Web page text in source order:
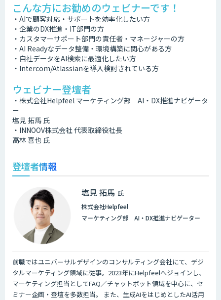
こんな方にお勧めのウェビナーです！
・AIで顧客対応・サポートを効率化したい方
・企業のDX推進・IT部門の方
・カスタマーサポート部門の責任者・マネージャーの方
・AI Readyなデータ整備・環境構築に関心がある方
・自社データをAI検索に最適化したい方
・Intercom/Atlassianを導入検討されている方
ウェビナー登壇者
・株式会社Helpfeel マーケティング部 AI・DX推進ナビゲータ
ー
塩見 拓馬 氏
・INNOOV株式会社 代表取締役社長
高林 喜也 氏
登壇者情報
塩見 拓馬 氏
株式会社Helpfeel
マーケティング部 AI・DX推進ナビゲーター
前職ではユニバーサルデザインのコンサルティング会社にて、デジ
タルマーケティング領域に従事。2023年にHelpfeelへジョインし、
マーケティング担当としてFAQ／チャットボット領域を中心に、セ
ミナー企画・登壇を多数担当。 また、生成AIをはじめとしたAI活用